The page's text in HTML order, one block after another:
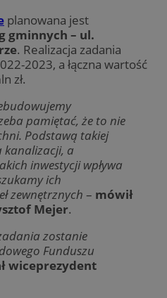
planowana jest
gminnych – ul.
. Realizacja zadania
2023, a łączna wartość
zł.
pamiętać, że to nie
Podstawą takiej
kanalizacji, a
inwestycji wpływa
ich
zewnętrznych – mówił
Mejer.
zostanie
Funduszu
wiceprezydent